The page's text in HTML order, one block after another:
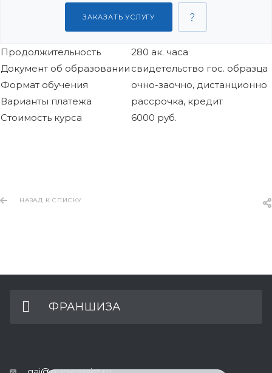
ЗАКАЗАТЬ УСЛУГУ
Продолжительность
280 ак. часа
Документ об образовании свидетельство гос. образца
Формат обучения
очно-заочно, дистанционно
Варианты платежа
рассрочка, кредит
Стоимость курса
6000 руб.
НАЗАД К СПИСКУ
ФРАНШИЗА